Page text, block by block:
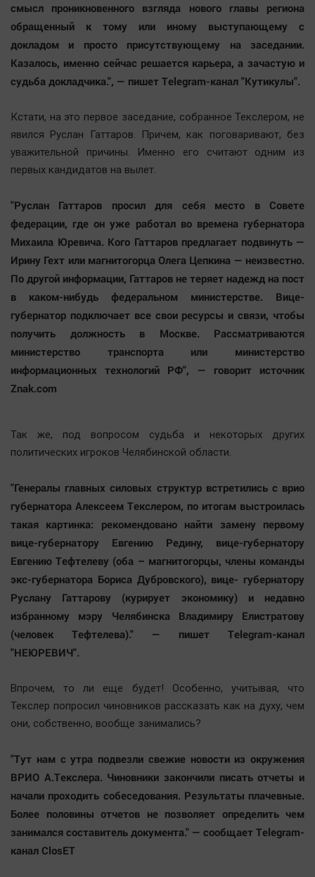
Hедвижимость
Образование
Автомобили
XX век: криминальные уроки
Медиаграмотность
Медицина
Прогулки по городу Ч
Спецпроект
Челябинск космический
Другие рубрики
Bookworms
English version
Online-консультация
Актуальная тема
Блогеркуль
Быстрый медиазавод
Вкусное
Гороскоп
Дети
ЖКХ
Интервью
Качество жизни
Конкурс
Наука
Обсуждаем
Отдых
Последняя инстанция
Светская жизнь
Тенденции
Точка на карте
смысл проникновенного взгляда нового главы региона
обращенный к тому или иному выступающему с
докладом и просто присутствующему на заседании.
Казалось, именно сейчас решается карьера, а зачастую и
судьба докладчика.", — пишет Telegram-канал "Кутикулы".
Кстати, на это первое заседание, собранное Текслером, не
явился Руслан Гаттаров. Причем, как поговаривают, без
уважительной причины. Именно его считают одним из
первых кандидатов на вылет.
"Руслан Гаттаров просил для себя место в Совете
федерации, где он уже работал во времена губернатора
Михаила Юревича. Кого Гаттаров предлагает подвинуть —
Ирину Гехт или магнитогорца Олега Цепкина — неизвестно.
По другой информации, Гаттаров не теряет надежд на пост
в каком-нибудь федеральном министерстве. Вице-
губернатор подключает все свои ресурсы и связи, чтобы
получить должность в Москве. Рассматриваются
министерство транспорта или министерство
информационных технологий РФ", — говорит источник
Znak.com
Так же, под вопросом судьба и некоторых других
политических игроков Челябинской области.
"Генералы главных силовых структур встретились с врио
губернатора Алексеем Текслером, по итогам выстроилась
такая картинка: рекомендовано найти замену первому
вице-губернатору Евгению Редину, вице-губернатору
Евгению Тефтелеву (оба – магнитогорцы, члены команды
экс-губернатора Бориса Дубровского), вице- губернатору
Руслану Гаттарову (курирует экономику) и недавно
избранному мэру Челябинска Владимиру Елистратову
(человек Тефтелева)." — пишет Telegram-канал
"НЕЮРЕВИЧ".
Впрочем, то ли еще будет! Особенно, учитывая, что
Текслер попросил чиновников рассказать как на духу, чем
они, собственно, вообще занимались?
"Тут нам с утра подвезли свежие новости из окружения
ВРИО А.Текслера. Чиновники закончили писать отчеты и
начали проходить собеседования. Результаты плачевные.
Более половины отчетов не позволяет определить чем
занимался составитель документа." — сообщает Telegram-
канал ClosET